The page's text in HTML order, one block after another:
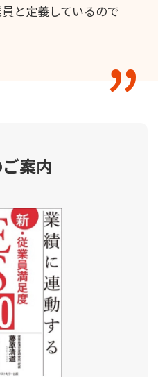
と定義しているので
案内